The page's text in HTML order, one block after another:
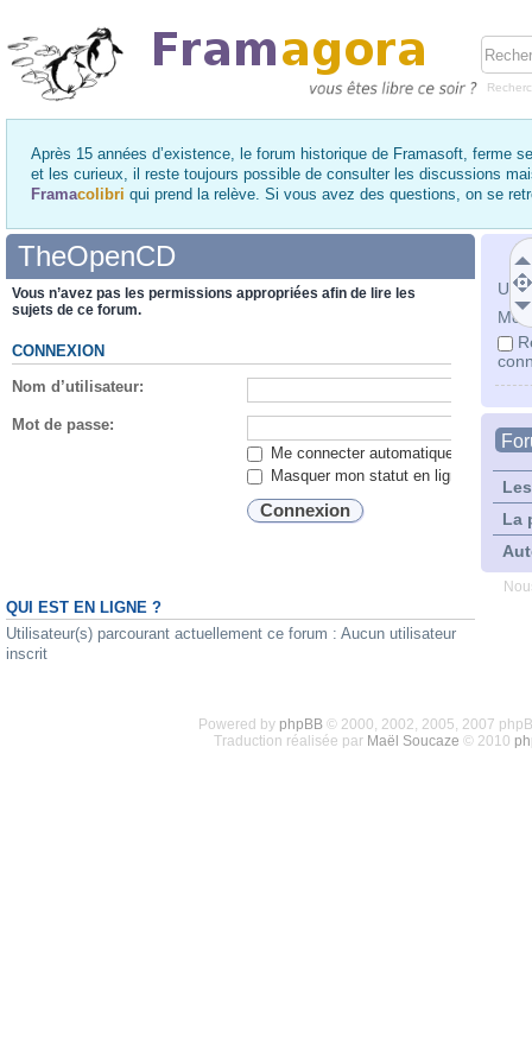
Après 15 années d’existence, le forum historique de Framasoft, ferme
et les curieux, il reste toujours possible de consulter les discussions
Framacolibri qui prend la relève. Si vous avez des questions, on se
Mot
La
TheOpenCD
Vous n’avez pas les permissions appropriées afin de lire les
sujets de ce forum.
CONNEXION
Nom d’utilisateur:
Mot de passe:
Me connecter automatiquement lors
Masquer mon statut en ligne lors de
QUI EST EN LIGNE ?
Utilisateur(s) parcourant actuellement ce forum : Aucun utilisateur
inscrit
Powered by phpBB© 2000, 2002, 2005, 2007
Traduction réalisée par Maël Soucaze © 2010